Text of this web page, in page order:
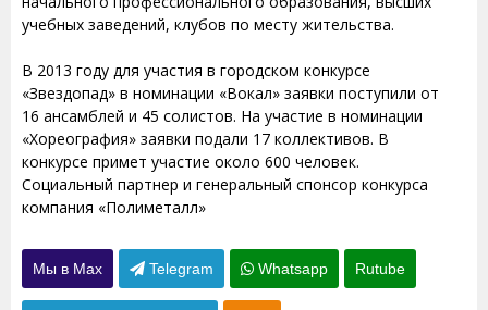
учебных заведений, клубов по месту жительства.
В 2013 году для участия в городском конкурсе
«Звездопад» в номинации «Вокал» заявки поступили от
16 ансамблей и 45 солистов. На участие в номинации
«Хореография» заявки подали 17 коллективов. В
конкурсе примет участие около 600 человек.
Социальный партнер и генеральный спонсор конкурса
компания «Полиметалл»
Мы в Max Telegram Whatsapp Rutube